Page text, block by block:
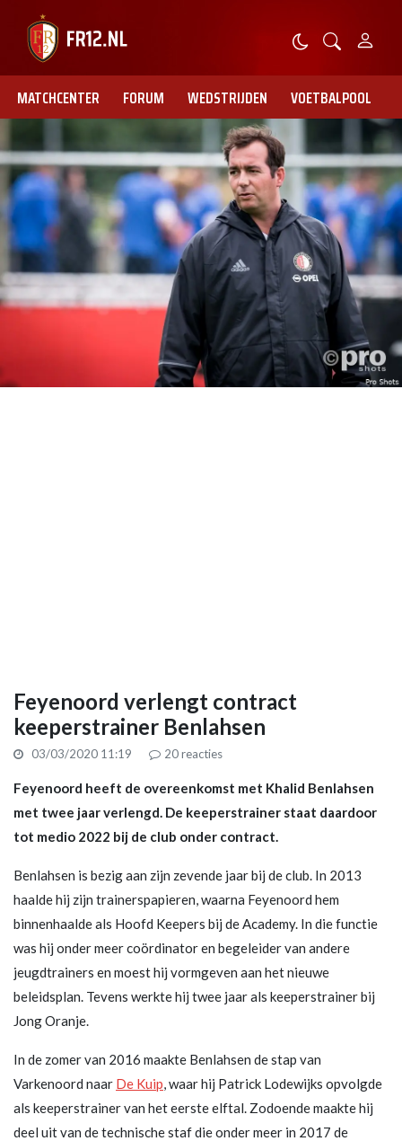
MATCHCENTER FORUM WEDSTRIJDEN VOETBALPOOL
Feyenoord verlengt contract
keeperstrainer Benlahsen
03/03/2020 11:19 20reacties
Feyenoord heeft de overeenkomst met Khalid Benlahsen
met twee jaar verlengd. De keeperstrainer staat daardoor
tot medio 2022 bij de club onder contract.
Benlahsen is bezig aan zijn zevende jaar bij de club. In 2013
haalde hij zijn trainerspapieren, waarna Feyenoord hem
binnenhaalde als Hoofd Keepers bij de Academy. In die functie
was hij onder meer coördinator en begeleider van andere
jeugdtrainers en moest hij vormgeven aan het nieuwe
beleidsplan. Tevens werkte hij twee jaar als keeperstrainer bij
Jong Oranje.
In de zomer van 2016 maakte Benlahsen de stap van
Varkenoord naar De Kuip, waar hij Patrick Lodewijks opvolgde
als keeperstrainer van het eerste elftal. Zodoende maakte hij
deel uit van de technische staf die onder meer in 2017 de